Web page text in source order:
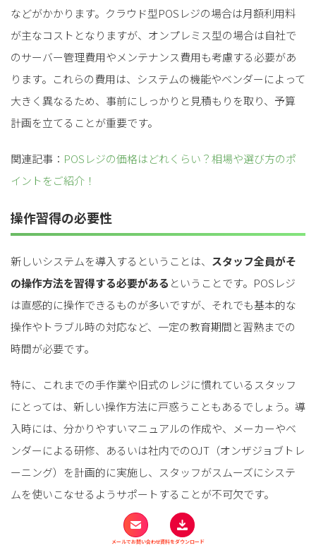
などがかかります。クラウド型POSレジの場合は月額利用料
が主なコストとなりますが、オンプレミス型の場合は自社で
のサーバー管理費用やメンテナンス費用も考慮する必要があ
ります。これらの費用は、システムの機能やベンダーによって
大きく異なるため、事前にしっかりと見積もりを取り、予算
計画を立てることが重要です。
関連記事： POSレジの価格はどれくらい？相場や選び方のポ
イントをご紹介！
操作習得の必要性
新しいシステムを導入するということは、 スタッフ全員がそ
の操作方法を習得する必要がある ということです。POSレジ
は直感的に操作できるものが多いですが、それでも基本的な
操作やトラブル時の対応など、一定の教育期間と習熟までの
時間が必要です。
特に、これまでの手作業や旧式のレジに慣れているスタッフ
にとっては、新しい操作方法に戸惑うこともあるでしょう。導
入時には、分かりやすいマニュアルの作成や、メーカーやベ
ンダーによる研修、あるいは社内でのOJT（オンザジョブトレ
ーニング）を計画的に実施し、スタッフがスムーズにシステ
ムを使いこなせるようサポートすることが不可欠です。
システムトラブルのリスク
メールでお問い合わせ資料をダウンロード